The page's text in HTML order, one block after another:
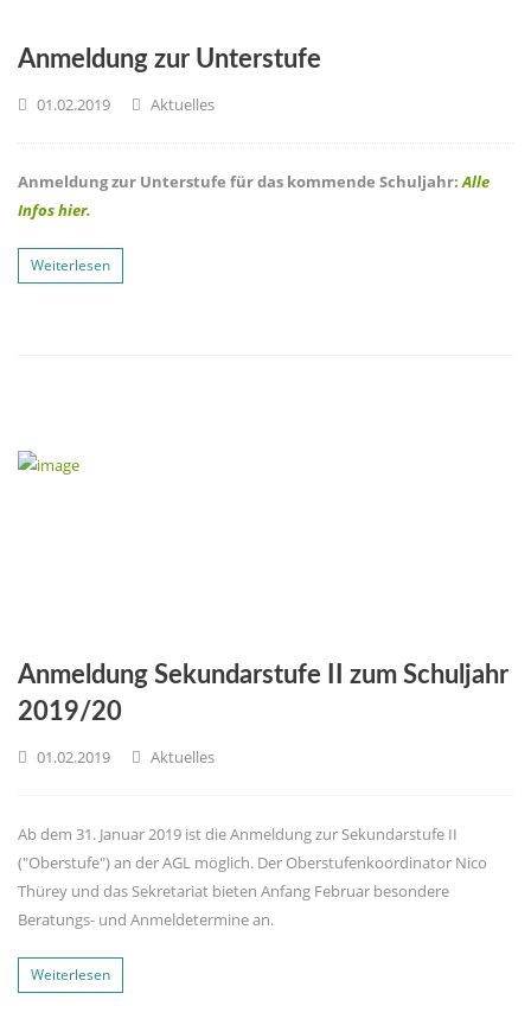
Anmeldung zur Unterstufe
01.02.2019 Aktuelles
Anmeldung zur Unterstufe für das kommende Schuljahr: Alle
Infos hier.
Weiterlesen
Anmeldung Sekundarstufe II zum Schuljahr
2019/20
01.02.2019 Aktuelles
Ab dem 31. Januar 2019 ist die Anmeldung zur Sekundarstufe II
("Oberstufe") an der AGL möglich. Der Oberstufenkoordinator Nico
Thürey und das Sekretariat bieten Anfang Februar besondere
Beratungs- und Anmeldetermine an.
Weiterlesen